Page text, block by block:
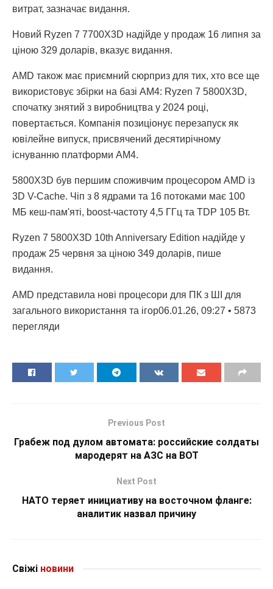
витрат, зазначає видання.
Новий Ryzen 7 7700X3D надійде у продаж 16 липня за
ціною 329 доларів, вказує видання.
AMD також має приємний сюрприз для тих, хто все ще
використовує збірки на базі AM4: Ryzen 7 5800X3D,
спочатку знятий з виробництва у 2024 році,
повертається. Компанія позиціонує перезапуск як
ювілейне випуск, присвячений десятирічному
існуванню платформи AM4.
5800X3D був першим споживчим процесором AMD із
3D V-Cache. Чіп з 8 ядрами та 16 потоками має 100
МБ кеш-пам'яті, boost-частоту 4,5 ГГц та TDP 105 Вт.
Ryzen 7 5800X3D 10th Anniversary Edition надійде у
продаж 25 червня за ціною 349 доларів, пише
видання.
AMD представила нові процесори для ПК з ШІ для
загального використання та ігор06.01.26, 09:27 • 5873
перегляди
Previous Post
Грабеж под дулом автомата: российские солдаты
мародерят на АЗС на ВОТ
Next Post
НАТО теряет инициативу на восточном фланге:
аналитик назвал причину
Свіжі новини